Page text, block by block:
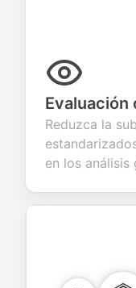
Evaluación
Reduzca la
en los análisis